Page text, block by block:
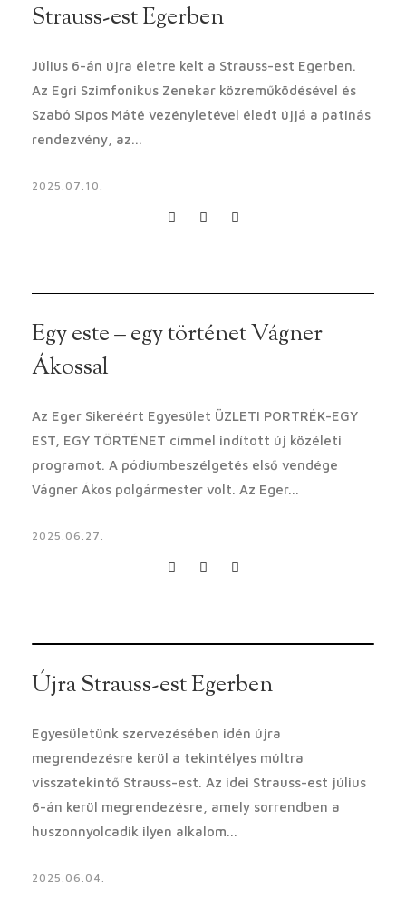
Strauss-est Egerben
Július 6-án újra életre kelt a Strauss-est Egerben.
Az Egri Szimfonikus Zenekar közreműködésével és
Szabó Sipos Máté vezényletével éledt újjá a patinás
rendezvény, az...
2025.07.10.
Egy este – egy történet Vágner
Ákossal
Az Eger Sikeréért Egyesület ÜZLETI PORTRÉK-EGY
EST, EGY TÖRTÉNET címmel indított új közéleti
programot. A pódiumbeszélgetés első vendége
Vágner Ákos polgármester volt. Az Eger...
2025.06.27.
Újra Strauss-est Egerben
Egyesületünk szervezésében idén újra
megrendezésre kerül a tekintélyes múltra
visszatekintő Strauss-est. Az idei Strauss-est július
6-án kerül megrendezésre, amely sorrendben a
huszonnyolcadik ilyen alkalom...
2025.06.04.